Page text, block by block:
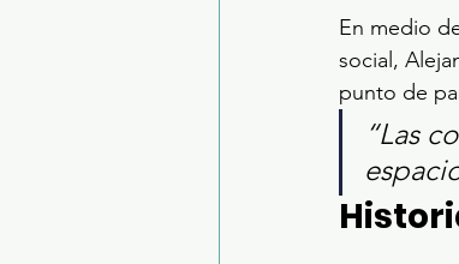
En medio
social,
punto de
“Las